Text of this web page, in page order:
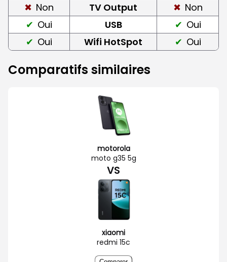
Non
TV Output
Non
Oui
USB
Oui
Oui
Wifi HotSpot Oui
Comparatifs similaires
motorola
moto g35 5g
VS
xiaomi
redmi 15c